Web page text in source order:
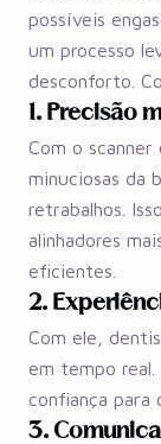
possíveis
um processo
desconforto.
1. Precisão
Com o scanner
minuciosas da
retrabalhos.
alinhadores
eficientes.
2.
Com ele,
em tempo
confiança para
3.